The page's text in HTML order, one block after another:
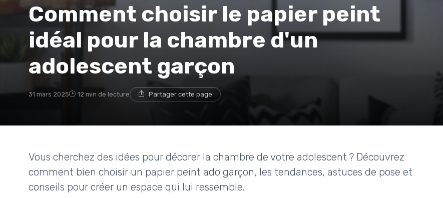
Comment choisir le papier peint
idéal pour la chambre d'un
adolescent garçon
31 mars 2025 12 min de lecture Partager cette page
Vous cherchez des idées pour décorer la chambre de votre adolescent ? Découvrez
comment bien choisir un papier peint ado garçon, les tendances, astuces de pose et
conseils pour créer un espace qui lui ressemble.